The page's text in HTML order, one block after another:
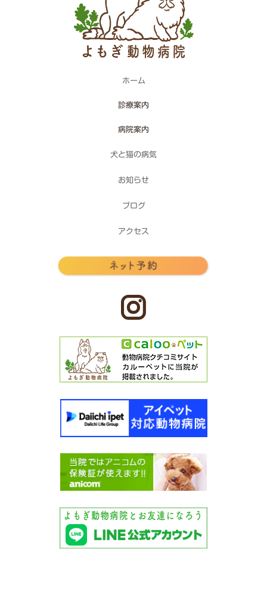
ホーム
診療案内
病院案内
犬と猫の病気
お知らせ
ブログ
アクセス